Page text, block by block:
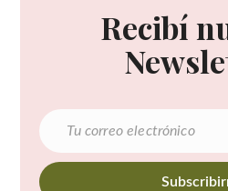
Recibí